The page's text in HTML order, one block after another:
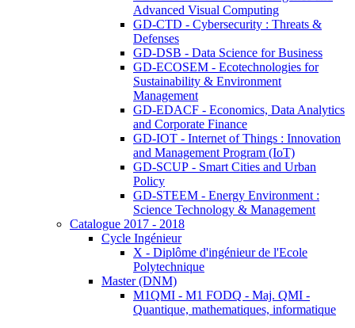
Advanced Visual Computing
GD-CTD - Cybersecurity : Threats &
Defenses
GD-DSB - Data Science for Business
GD-ECOSEM - Ecotechnologies for
Sustainability & Environment
Management
GD-EDACF - Economics, Data Analytics
and Corporate Finance
GD-IOT - Internet of Things : Innovation
and Management Program (IoT)
GD-SCUP - Smart Cities and Urban
Policy
GD-STEEM - Energy Environment :
Science Technology & Management
Catalogue 2017 - 2018
Cycle Ingénieur
X - Diplôme d'ingénieur de l'Ecole
Polytechnique
Master (DNM)
M1QMI - M1 FODQ - Maj. QMI -
Quantique, mathematiques, informatique